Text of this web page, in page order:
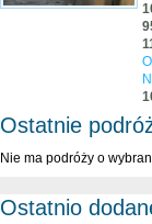
Ostatnie
Nie ma podróży o
Ostatnio